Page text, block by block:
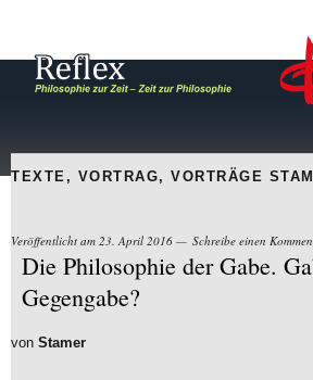
TEXTE , VORTRAG, VORTRÄGE
Veröffentlicht am 23. April 2016 Schreibe einen
Die Philosophie der Gabe.
Gegengabe?
von Stamer